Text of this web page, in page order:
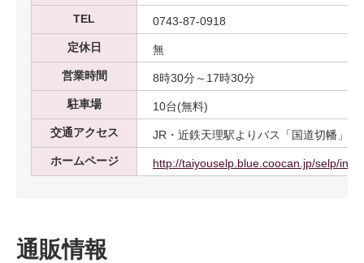
TEL
0743-87-0918
定休日
無
営業時間
8時30分～17時30分
駐車場
10台(無料)
交通アクセス
JR・近鉄天理駅よりバス「国道切幡」
ホームページ
http://taiyouselp.blue.coocan.jp/selp/
通販情報